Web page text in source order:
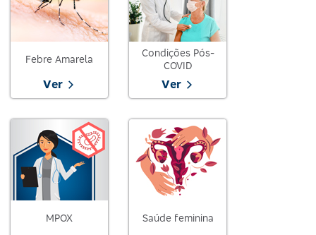
Febre Amarela
Ver
Condições Pós-
COVID
Ver
MPOX Saúde feminina